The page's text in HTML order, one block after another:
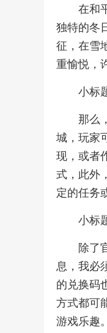
在和
独特的冬
征，在雪
重愉悦，
小标
那么
城，玩家
现，或者
式，此外
定的任务
小标
除了
息，我必
的兑换码
方式都可
游戏乐趣。